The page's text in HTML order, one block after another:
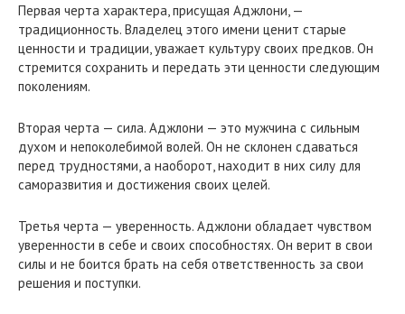
Первая черта характера, присущая Аджлони, —
традиционность. Владелец этого имени ценит старые
ценности и традиции, уважает культуру своих предков. Он
стремится сохранить и передать эти ценности следующим
поколениям.
Вторая черта — сила. Аджлони — это мужчина с сильным
духом и непоколебимой волей. Он не склонен сдаваться
перед трудностями, а наоборот, находит в них силу для
саморазвития и достижения своих целей.
Третья черта — уверенность. Аджлони обладает чувством
уверенности в себе и своих способностях. Он верит в свои
силы и не боится брать на себя ответственность за свои
решения и поступки.